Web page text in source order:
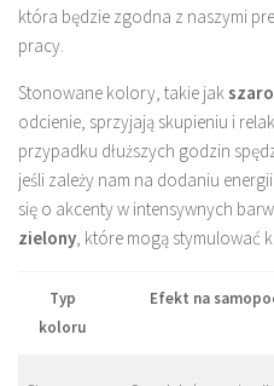
która będzie zgodna z naszymi
pracy.
Stonowane kolory, takie jak
odcienie, sprzyjają skupieniu i
przypadku dłuższych godzin
jeśli zależy nam na dodaniu
się o akcenty w intensywnych
zielony , które mogą stymulować
Typ
koloru
Efekt na